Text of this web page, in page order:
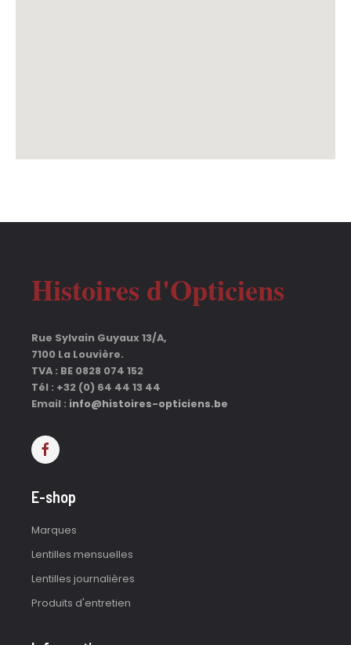
Histoires d'Opticiens
Rue Sylvain Guyaux 13/A,
7100 La Louvière.
TVA : BE 0828 074 152
Tél : +32 (0) 64 44 13 44
Email : info@histoires-opticiens.be
E-shop
Marques
Lentilles mensuelles
Lentilles journalières
Produits d'entretien